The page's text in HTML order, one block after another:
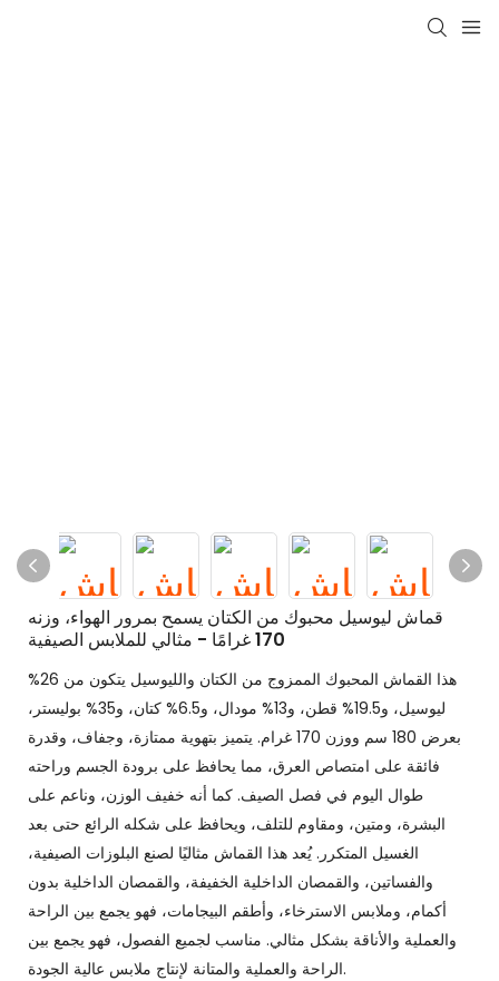
قماش ليوسيل محبوك من الكتان يسمح بمرور الهواء، وزنه
170 غرامًا - مثالي للملابس الصيفية
هذا القماش المحبوك الممزوج من الكتان والليوسيل يتكون من 26%
ليوسيل، و19.5% قطن، و13% مودال، و6.5% كتان، و35% بوليستر،
بعرض 180 سم ووزن 170 غرام. يتميز بتهوية ممتازة، وجفاف، وقدرة
فائقة على امتصاص العرق، مما يحافظ على برودة الجسم وراحته
طوال اليوم في فصل الصيف. كما أنه خفيف الوزن، وناعم على
البشرة، ومتين، ومقاوم للتلف، ويحافظ على شكله الرائع حتى بعد
الغسيل المتكرر. يُعد هذا القماش مثاليًا لصنع البلوزات الصيفية،
والفساتين، والقمصان الداخلية الخفيفة، والقمصان الداخلية بدون
أكمام، وملابس الاسترخاء، وأطقم البيجامات، فهو يجمع بين الراحة
والعملية والأناقة بشكل مثالي. مناسب لجميع الفصول، فهو يجمع بين
الراحة والعملية والمتانة لإنتاج ملابس عالية الجودة.